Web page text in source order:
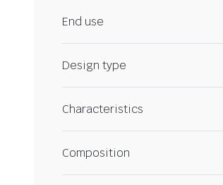
End use
Design type
Characteristics
Composition